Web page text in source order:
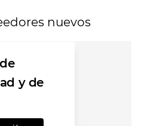
nuevos
y de